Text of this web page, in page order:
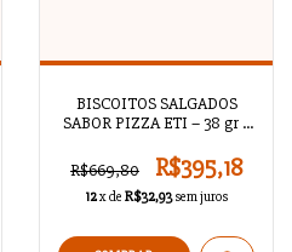
BISCOITOS SALGADOS
SABOR PIZZA ETI – 38 gr x
R$669,80
R$395,18
12x de R$32,93 sem juros